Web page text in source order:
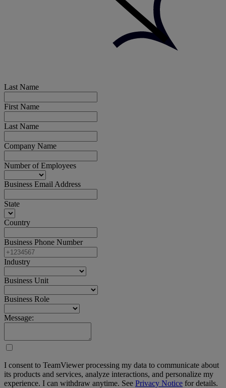
Last Name
First Name
Last Name
Company Name
Number of Employees
Business Email Address
State
Country
Business Phone Number
Industry
Business Unit
Business Role
Message:
I consent to TeamViewer processing my data to communicate about
its products and services, analyze interactions, and personalize my
experience. I can withdraw anytime. See Privacy Notice for details.